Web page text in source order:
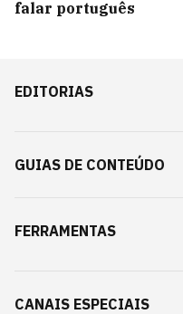
falar português
EDITORIAS
GUIAS DE CONTEÚDO
FERRAMENTAS
CANAIS ESPECIAIS